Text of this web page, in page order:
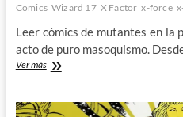
Comics Wizard 17 X Factor x-force
Leer cómics de mutantes en la
acto de puro masoquismo.
Ver másY
X